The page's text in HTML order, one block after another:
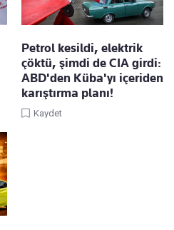
Petrol kesildi, elektrik
çöktü, şimdi de CIA girdi:
ABD'den Küba'yı içeriden
karıştırma planı!
Kaydet